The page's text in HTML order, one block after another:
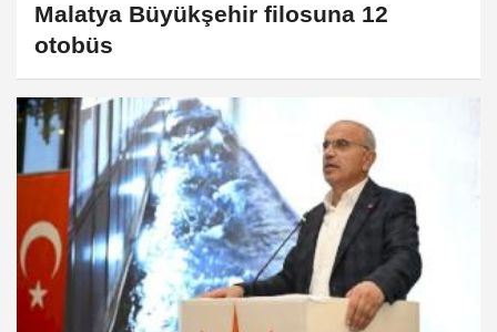
Malatya Büyükşehir filosuna 12
otobüs